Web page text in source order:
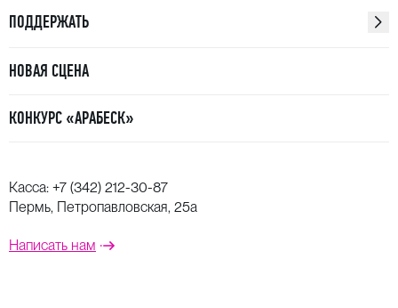
ПОДДЕРЖАТЬ
НОВАЯ СЦЕНА
КОНКУРС «АРАБЕСК»
Касса: +7 (342) 212-30-87
Пермь, Петропавловская, 25а
Написать нам